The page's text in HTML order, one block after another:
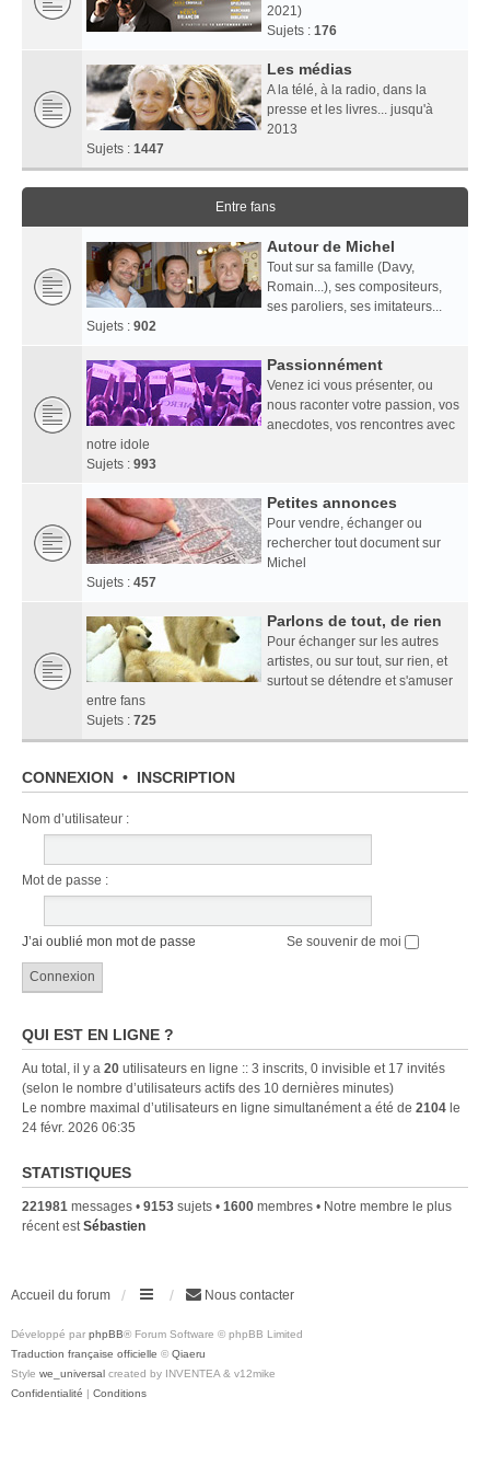
2021)
Sujets : 176
Les médias
A la télé, à la radio, dans la
presse et les livres... jusqu'à
2013
Sujets : 1447
Entre fans
Autour de Michel
Tout sur sa famille (Davy,
Romain...), ses compositeurs,
ses paroliers, ses imitateurs...
Sujets : 902
Passionnément
Venez ici vous présenter, ou
nous raconter votre passion, vos
anecdotes, vos rencontres avec
notre idole
Sujets : 993
Petites annonces
Pour vendre, échanger ou
rechercher tout document sur
Michel
Sujets : 457
Parlons de tout, de rien
Pour échanger sur les autres
artistes, ou sur tout, sur rien, et
surtout se détendre et s'amuser
entre fans
Sujets : 725
CONNEXION • INSCRIPTION
Nom d’utilisateur :
Mot de passe :
J’ai oublié mon mot de passe Se souvenir de moi
QUI EST EN LIGNE ?
Au total, il y a 20 utilisateurs en ligne :: 3 inscrits, 0 invisible et 17 invités
(selon le nombre d’utilisateurs actifs des 10 dernières minutes)
Le nombre maximal d’utilisateurs en ligne simultanément a été de 2104 le
24 févr. 2026 06:35
STATISTIQUES
221981 messages • 9153 sujets • 1600 membres • Notre membre le plus
récent estSébastien
Accueil du forum Nous contacter
Développé par phpBB® Forum Software © phpBB Limited
Traduction française officielle © Qiaeru
Style we_universal created by INVENTEA & v12mike
Confidentialité | Conditions